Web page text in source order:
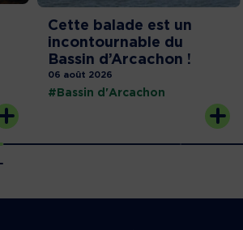
Cette balade est un
incontournable du
Bassin d’Arcachon !
06 août 2026
#Bassin d'Arcachon